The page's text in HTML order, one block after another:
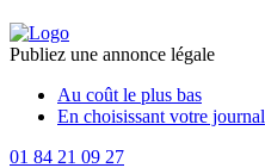
Publiez une annonce légale
Au coût le plus bas
En choisissant votre journal
01 84 21 09 27